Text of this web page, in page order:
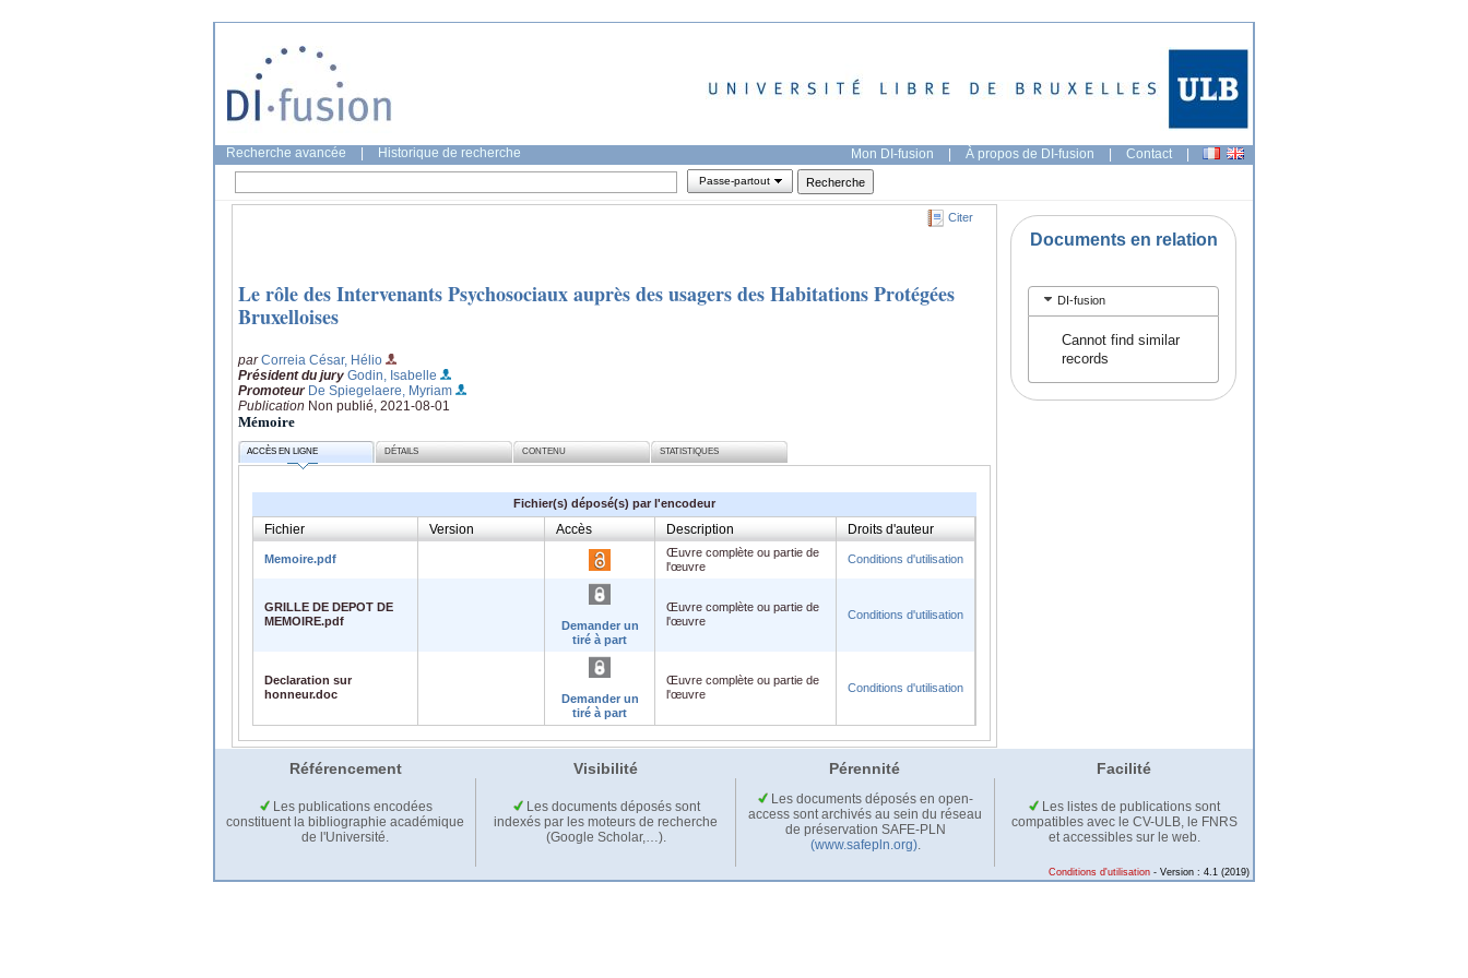
Recherche avancée Historique de recherche Mon DI-fusion | À propos de DI-fusion | Contact |
Passe-partout
Citer
Le rôle des Intervenants Psychosociaux auprès des usagers des Habitations Protégées
Bruxelloises
parCorreia César, Hélio
Président du jury Godin, Isabelle
Promoteur De Spiegelaere, Myriam
Publication Non publié, 2021-08-01
Mémoire
ACCÈS EN LIGNE DÉTAILS CONTENU STATISTIQUES
Fichier(s) déposé(s) par l'encodeur
Fichier Version Accès Description Droits d'auteur
Memoire.pdf
Œuvre complète ou partie de
l'œuvre
Conditions d'utilisation
GRILLE DE DEPOT DE
MEMOIRE.pdf
Demander un
tiré à part
Œuvre complète ou partie de
l'œuvre
Conditions d'utilisation
Declaration sur
honneur.doc
Demander un
tiré à part
Œuvre complète ou partie de
l'œuvre
Conditions d'utilisation
Documents en relation
DI-fusion
Cannot find similar
records
Référencement Visibilité Pérennité Facilité
Les publications encodées
constituent la bibliographie académique
de l'Université.
Les documents déposés sont
indexés par les moteurs de recherche
(Google Scholar,…).
Les documents déposés en open-
access sont archivés au sein du réseau
de préservation SAFE-PLN
(www.safepln.org).
Les listes de publications sont
compatibles avec le CV-ULB, le FNRS
et accessibles sur le web.
Conditions d'utilisation - Version : 4.1 (2019)